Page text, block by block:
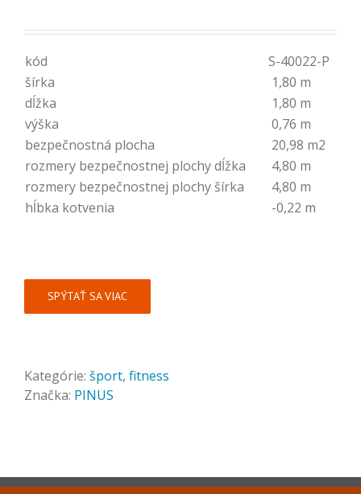
kód
S-40022-P
šírka
1,80 m
dĺžka
1,80 m
výška
0,76 m
bezpečnostná plocha
20,98 m2
rozmery bezpečnostnej plochy dĺžka
4,80 m
rozmery bezpečnostnej plochy šírka
4,80 m
hĺbka kotvenia
-0,22 m
SPÝTAŤ SA VIAC
Kategórie: šport, fitness
Značka: PINUS